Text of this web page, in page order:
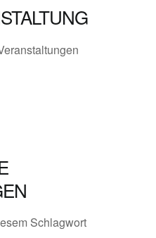
Schlagwort